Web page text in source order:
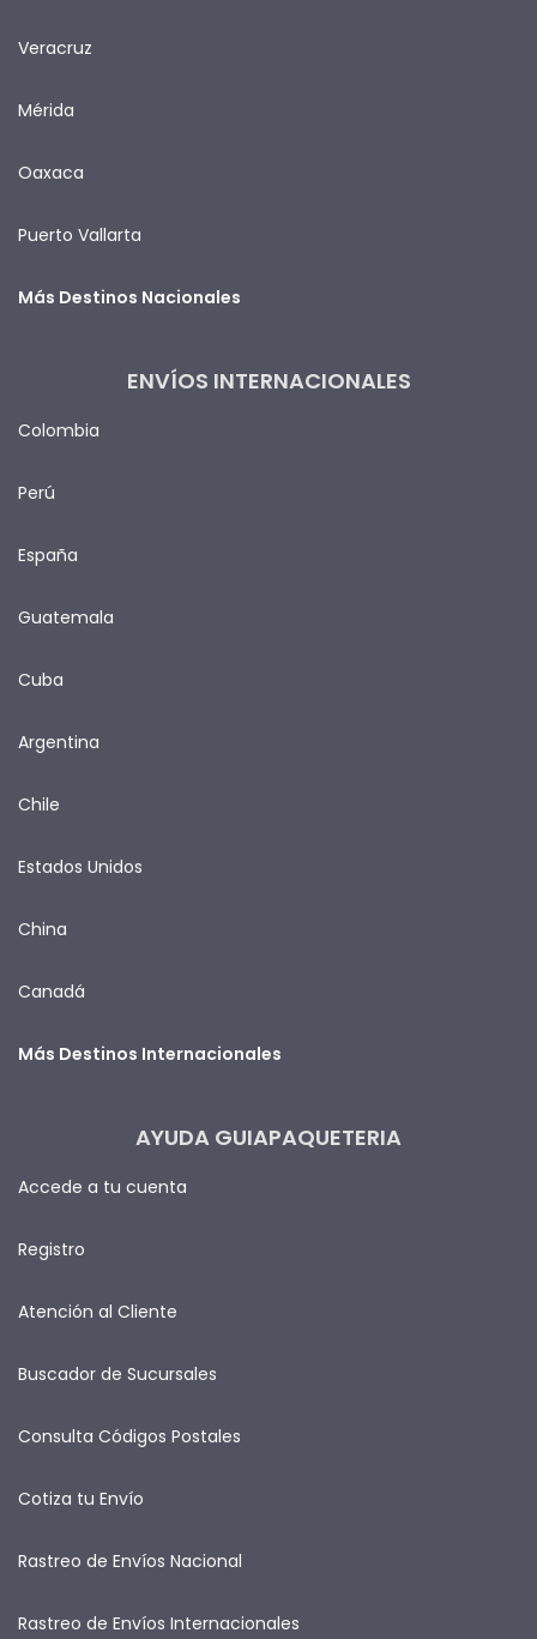
Veracruz
Mérida
Oaxaca
Puerto Vallarta
Más Destinos Nacionales
ENVÍOS INTERNACIONALES
Colombia
Perú
España
Guatemala
Cuba
Argentina
Chile
Estados Unidos
China
Canadá
Más Destinos Internacionales
AYUDA GUIAPAQUETERIA
Accede a tu cuenta
Registro
Atención al Cliente
Buscador de Sucursales
Consulta Códigos Postales
Cotiza tu Envío
Rastreo de Envíos Nacional
Rastreo de Envíos Internacionales